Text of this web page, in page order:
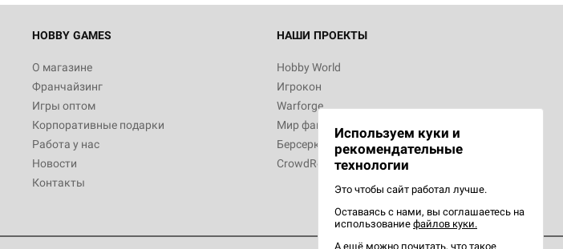
HOBBY GAMES
О магазине
Франчайзинг
Игры оптом
Корпоративные подарки
Работа у нас
Новости
Контакты
НАШИ ПРОЕКТЫ
Hobby World
Игрокон
Warforge
Мир фантастики
Берсерк
CrowdRepublic
Используем куки и
рекомендательные
технологии
Это чтобы сайт работал лучше.
Оставаясь с нами, вы соглашаетесь на
использование файлов куки.
А ещё можно почитать, что такое